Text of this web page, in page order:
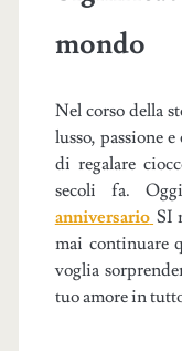
mondo
Nel corso della
lusso, passione
di regalare
secoli fa.
anniversario SI
mai continuare
voglia
tuo amore in